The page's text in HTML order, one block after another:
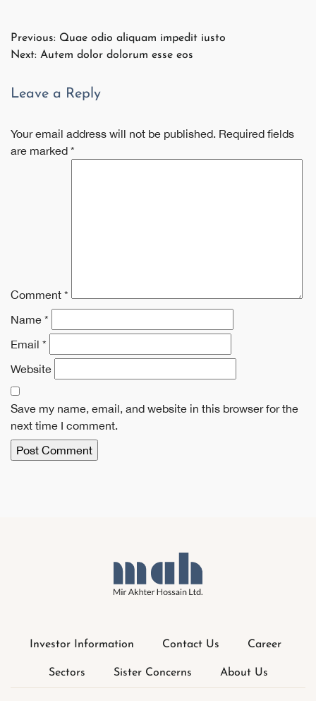
Post
Previous: Quae odio aliquam impedit iusto
Next: Autem dolor dolorum esse eos
Leave a Reply
Your email address will not be published. Required fields
are marked *
Comment *
Name *
Email *
Website
Save my name, email, and website in this browser for the
next time I comment.
Investor Information Contact Us Career
Sectors Sister Concerns About Us